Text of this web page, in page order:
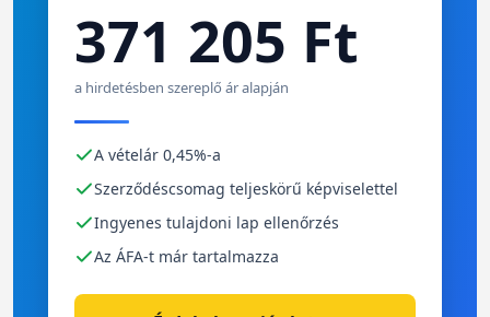
371 205 Ft
a hirdetésben szereplő ár alapján
A vételár 0,45%-a
Szerződéscsomag teljeskörű képviselettel
Ingyenes tulajdoni lap ellenőrzés
Az ÁFA-t már tartalmazza